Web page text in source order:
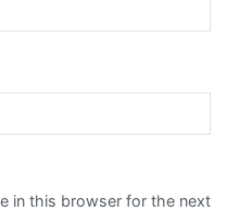
in this browser for the next